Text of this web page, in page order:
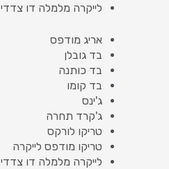
לייקרה מלמלה דו צדדי
אריג מודפס
בד גובלן
בד כותנה
בד קומו
ג'ינס
ג'קרד תחרה
טריקו לורקס
טריקו מודפס לייקרה
לייקרה מלמלה דו צדדי